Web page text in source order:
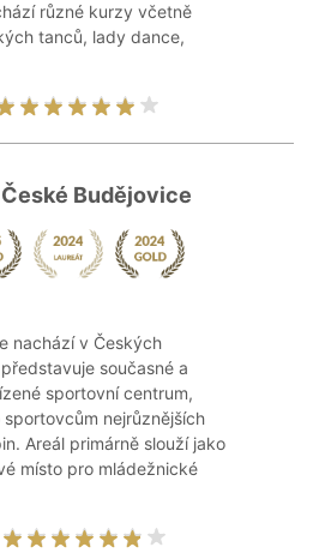
různé kurzy včetně
tanců, lady dance,
Budějovice
nachází v Českých
současné a
sportovní centrum,
nejrůznějších
Areál primárně slouží jako
místo pro mládežnické